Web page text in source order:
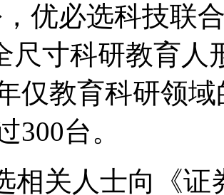
优必选科技联
尺寸科研教育人
仅教育科研领
300台。
相关人士向《证